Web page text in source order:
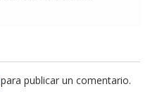
para publicar un comentario.